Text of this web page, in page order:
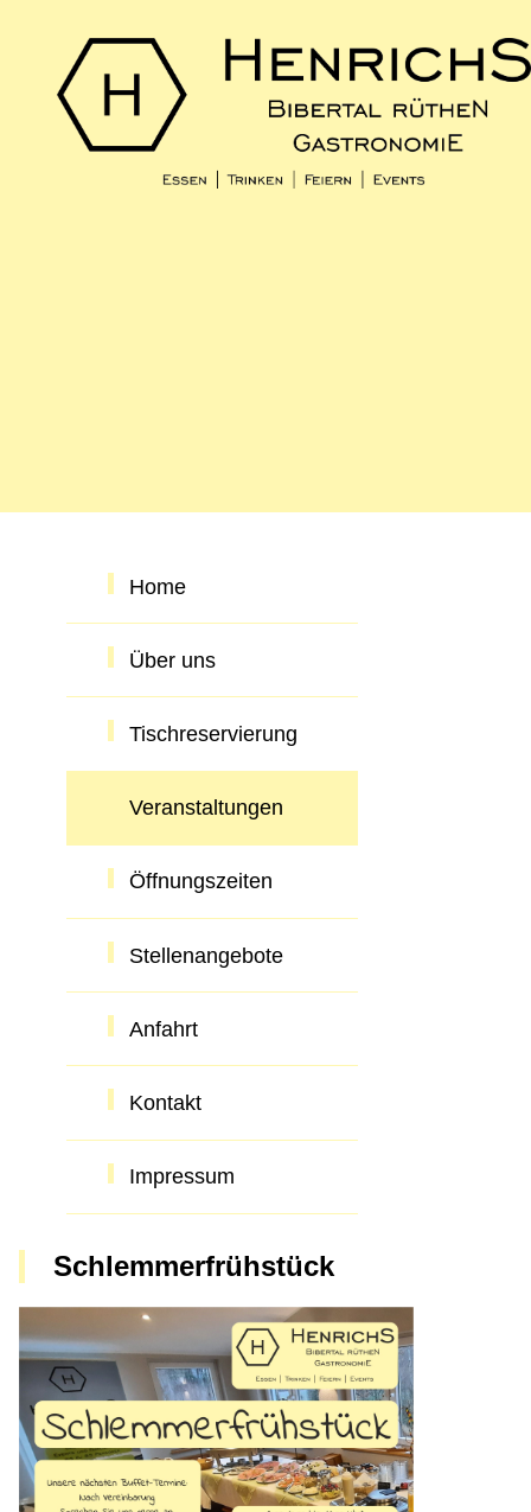
Home
Über uns
Tischreservierung
Veranstaltungen
Öffnungszeiten
Stellenangebote
Anfahrt
Kontakt
Impressum
Schlemmerfrühstück